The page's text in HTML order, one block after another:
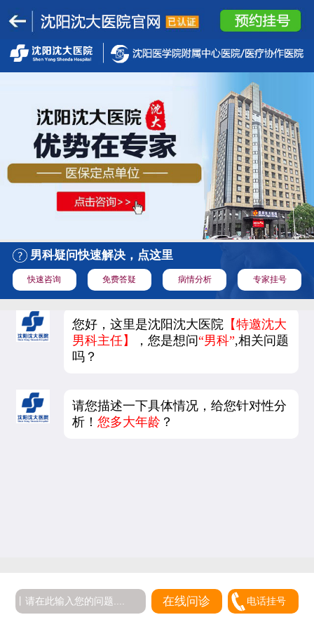
男科疑问快速解决，点这里
快速咨询 免费答疑 病情分析 专家挂号
您好，这里是沈阳沈大医院 【特邀沈大
男科主任】
，您是想问“男科”,相关问题
吗？
请您描述一下具体情况，给您针对性分
析！您多大年龄 ？
在线问诊 电话挂号